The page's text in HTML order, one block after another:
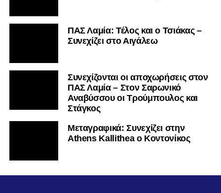
ΠΑΣ Λαμία: Τέλος και ο Τσιάκας –
Συνεχίζει στο Αιγάλεω
Συνεχίζονται οι αποχωρήσεις στον
ΠΑΣ Λαμία – Στον Σαρωνικό
Αναβύσσου οι Τρούμπουλος και
Στάγκος
Mεταγραφικά: Συνεχίζει στην
Athens Kallithea ο Κοντονίκος